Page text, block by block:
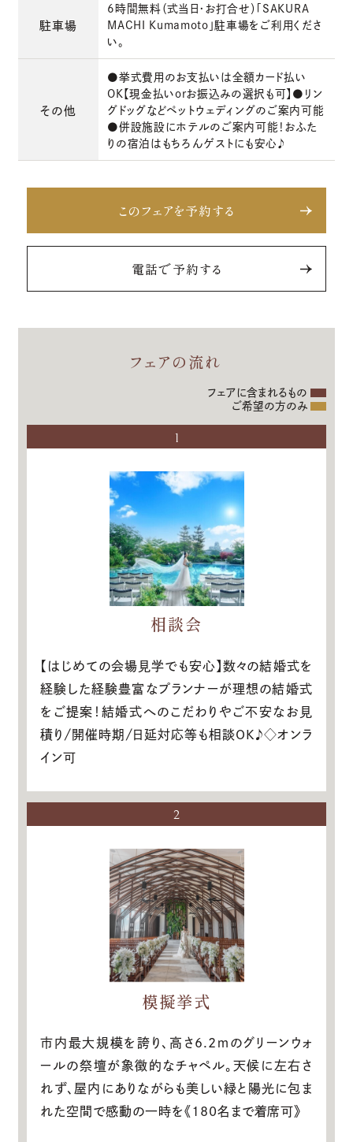
駐車場
6時間無料（式当日・お打合せ）「SAKURA
MACHI Kumamoto」駐車場をご利用くださ
い。
その他
●挙式費用のお支払いは全額カード払い
OK【現金払いorお振込みの選択も可】●リン
グドッグなどペットウェディングのご案内可能
●併設施設にホテルのご案内可能！おふた
りの宿泊はもちろんゲストにも安心♪
このフェアを予約する
電話で予約する
フェアの流れ
フェアに含まれるもの
ご希望の方のみ
1
相談会
【はじめての会場見学でも安心】数々の結婚式を
経験した経験豊富なプランナーが理想の結婚式
をご提案！結婚式へのこだわりやご不安なお見
積り/開催時期/日延対応等も相談OK♪◇オンラ
イン可
2
模擬挙式
市内最大規模を誇り、高さ6.2ｍのグリーンウォ
ールの祭壇が象徴的なチャペル。天候に左右さ
れず、屋内にありながらも美しい緑と陽光に包ま
れた空間で感動の一時を《180名まで着席可》